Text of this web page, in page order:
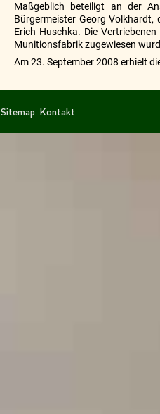
Maßgeblich beteiligt an der
Bürgermeister Georg
Erich Huschka. Die
Munitionsfabrik zugewiesen
Am 23. September 2008 erhielt
Navigation
überspringen
Sitemap Kontakt